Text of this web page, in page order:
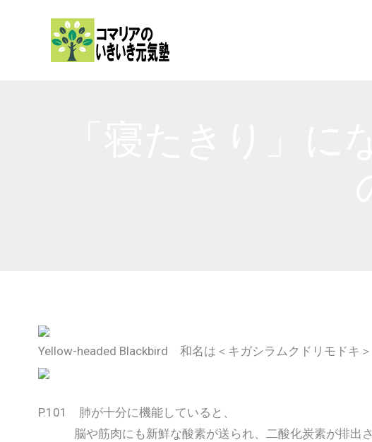
Yellow-headed Blackbird 和名は＜キガシラムクドリモドキ＞
P.101 肺が十分に機能していると、
脳や筋肉にも新鮮な酸素が送られ、二酸化炭素が排出さ